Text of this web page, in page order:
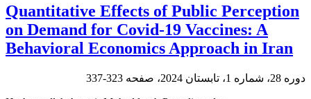
Quantitative Effects of Public Perception
on Demand for Covid-19 Vaccines: A
Behavioral Economics Approach in Iran
دوره 28، شماره 1، تابستان 2024، صفحه 323-337